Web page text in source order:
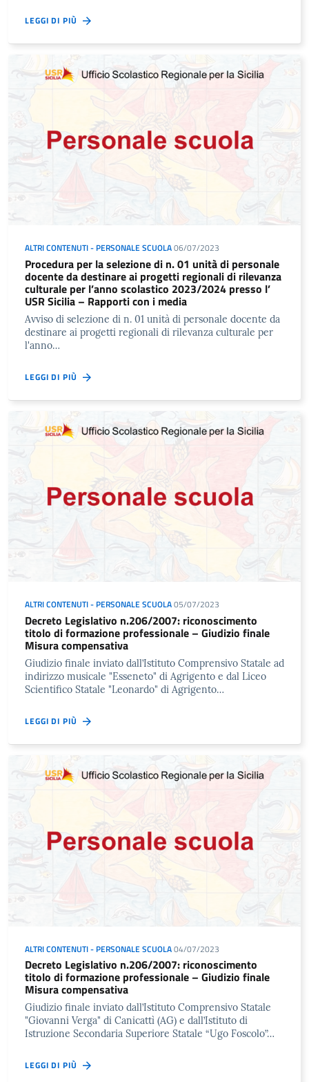
LEGGI DI PIÙ
ALTRI CONTENUTI - PERSONALE SCUOLA06/07/2023
Procedura per la selezione di n. 01 unità di personale
docente da destinare ai progetti regionali di rilevanza
culturale per l’anno scolastico 2023/2024 presso l’
USR Sicilia – Rapporti con i media
Avviso di selezione di n. 01 unità di personale docente da
destinare ai progetti regionali di rilevanza culturale per
l'anno…
LEGGI DI PIÙ
ALTRI CONTENUTI - PERSONALE SCUOLA05/07/2023
Decreto Legislativo n.206/2007: riconoscimento
titolo di formazione professionale – Giudizio finale
Misura compensativa
Giudizio finale inviato dall’Istituto Comprensivo Statale ad
indirizzo musicale "Esseneto" di Agrigento e dal Liceo
Scientifico Statale "Leonardo" di Agrigento…
LEGGI DI PIÙ
ALTRI CONTENUTI - PERSONALE SCUOLA04/07/2023
Decreto Legislativo n.206/2007: riconoscimento
titolo di formazione professionale – Giudizio finale
Misura compensativa
Giudizio finale inviato dall’Istituto Comprensivo Statale
"Giovanni Verga" di Canicattì (AG) e dall’Istituto di
Istruzione Secondaria Superiore Statale “Ugo Foscolo”…
LEGGI DI PIÙ